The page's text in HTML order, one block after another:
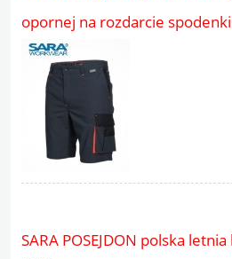
opornej na rozdarcie
SARA POSEJDON polska